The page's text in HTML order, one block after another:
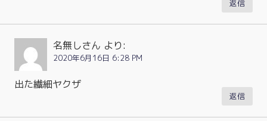
返信
名無しさん より:
2020年6月16日 6:28 PM
出た繊細ヤクザ
返信